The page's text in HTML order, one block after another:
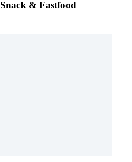
Snack & Fastfood